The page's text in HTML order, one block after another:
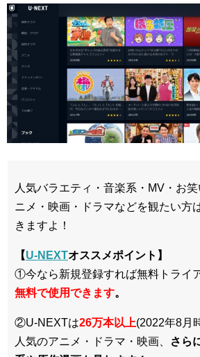
人気バラエティ・音楽系・MV・お
ニメ・映画・ドラマなどを観たい方
きますよ！
【U-NEXTオススメポイント】
①今なら新規登録すれば無料トライ
無料で使用できます。
②U-NEXTは26万本以上(2022年8月
人気のアニメ・ドラマ・映画、
さら